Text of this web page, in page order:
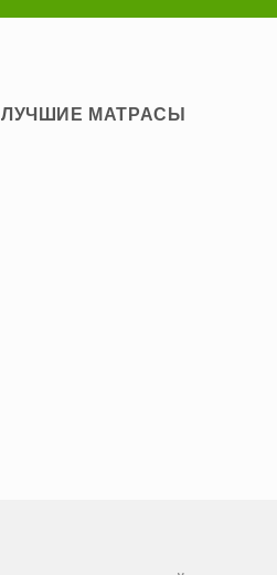
ЛУЧШИЕ МАТРАСЫ